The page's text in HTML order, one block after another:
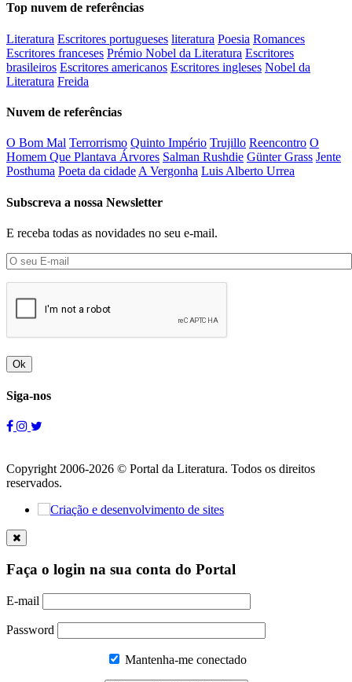
Top nuvem de referências
Literatura Escritores portugueses literatura Poesia Romances
Escritores franceses Prémio Nobel da Literatura Escritores
brasileiros Escritores americanos Escritores ingleses Nobel da
Literatura Freida
Nuvem de referências
O Bom Mal Terrorrismo Quinto Império Trujillo Reencontro O
Homem Que Plantava Árvores Salman Rushdie Günter Grass Jente
Posthuma Poeta da cidade A Vergonha Luis Alberto Urrea
Subscreva a nossa Newsletter
E receba todas as novidades no seu e-mail.
Ok
Siga-nos
Copyright 2006-2026 © Portal da Literatura. Todos os direitos
reservados.
Faça o login na sua conta do Portal
E-mail
Password
Mantenha-me conectado